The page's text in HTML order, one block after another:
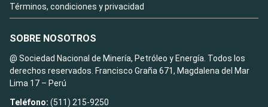
Términos, condiciones y privacidad
SOBRE NOSOTROS
@ Sociedad Nacional de Minería, Petróleo y Energía. Todos los
derechos reservados. Francisco Graña 671, Magdalena del Mar
Lima 17 – Perú
Teléfono: (511) 215-9250